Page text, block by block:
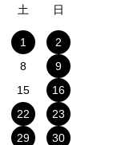
土 日
1
2
8
9
15
16
22
23
29
30